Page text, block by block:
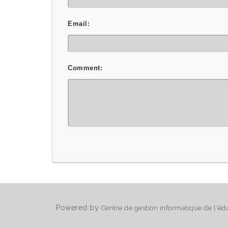
Email:
Comment:
Powered by Centre de gestion informatique de